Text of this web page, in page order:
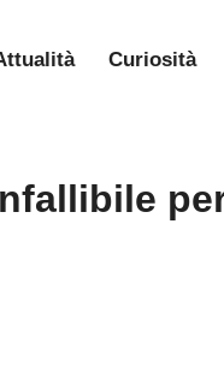
Curiosità